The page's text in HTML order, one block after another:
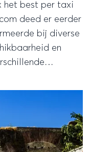
het best per taxi
deed er eerder
bij diverse
en